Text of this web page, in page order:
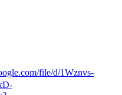
file/d/1Wznvs-